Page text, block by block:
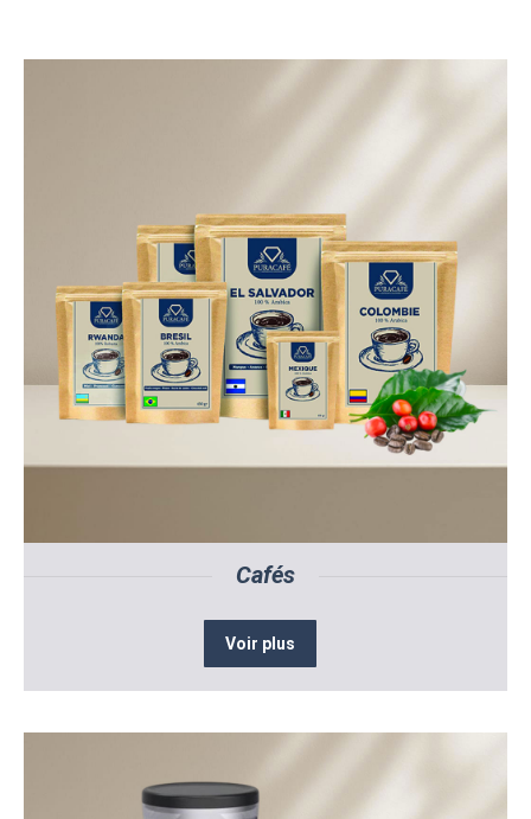
Cafés
Voir plus